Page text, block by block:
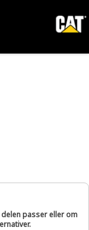
passer eller om